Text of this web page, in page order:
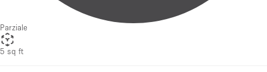
Parziale
5 sq ft